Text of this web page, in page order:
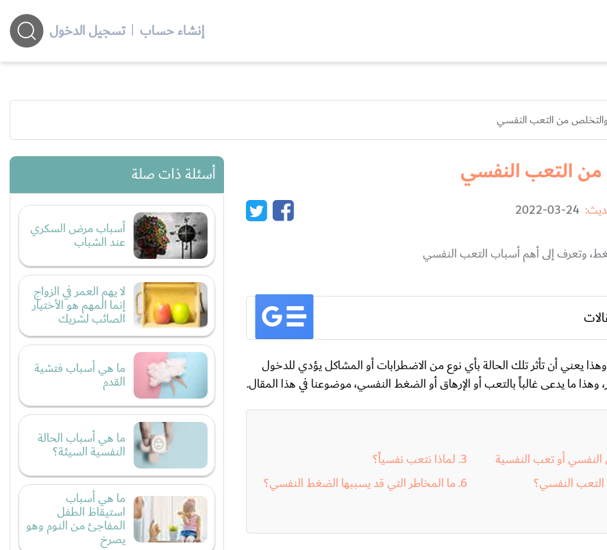
إنشاء حساب | تسجيل الدخول
من التعب النفسي
التعب النفسي
24-03-2022
وتعرف إلى أهم أسباب التعب النفسي
يعني أن تأثر تلك الحالة بأي نوع من الاضطرابات أو المشاكل يؤدي للدخول
ما يدعى غالباً بالتعب أو الإرهاق أو الضغط النفسي، موضوعنا في هذا المقال.
النفسي أو تعب النفسية
لماذا نتعب نفسياً؟
النفسي؟
ما المخاطر التي قد يسببها الضغط النفسي؟
أسئلة ذات صلة
أسباب مرض السكري
عند الشباب
لا يهم العمر في الزواج
إنما المهم هو الأختيار
الصائب لشريك
ما هي أسباب فتشية
القدم
ما هي أسباب الحالة
النفسية السيئة؟
ما هي أسباب
استيقاظ الطفل
المفاجئ من النوم وهو
يصرخ